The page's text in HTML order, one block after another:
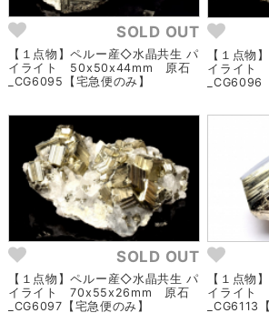
SOLD OUT
【１点物】ペルー産◇水晶共生 パ
イライト 50x50x44mm 原石
_CG6095【宅急便のみ】
【１点物
イライト
_CG6096
SOLD OUT
【１点物】ペルー産◇水晶共生 パ
イライト 70x55x26mm 原石
_CG6097【宅急便のみ】
【１点物
イライト
_CG6113